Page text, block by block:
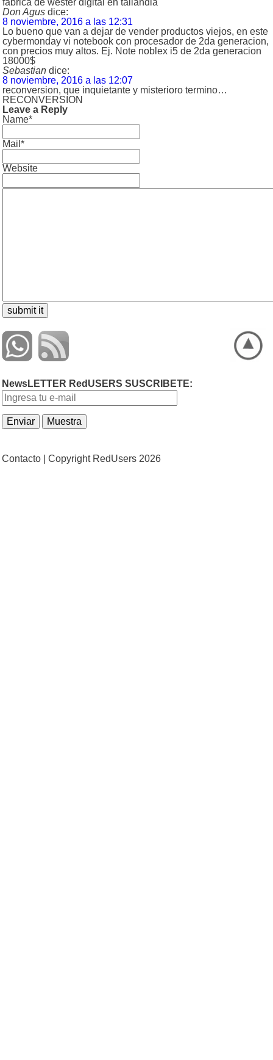
fabrica de wester digital en tailandia
Don Agus dice:
8 noviembre, 2016 a las 12:31
Lo bueno que van a dejar de vender productos viejos, en este
cybermonday vi notebook con procesador de 2da generacion,
con precios muy altos. Ej. Note noblex i5 de 2da generacion
18000$
Sebastian dice:
8 noviembre, 2016 a las 12:07
reconversion, que inquietante y misterioro termino…
RECONVERSION
Leave a Reply
Name*
Mail*
Website
NewsLETTER RedUSERS SUSCRIBETE:
Contacto | Copyright RedUsers 2026